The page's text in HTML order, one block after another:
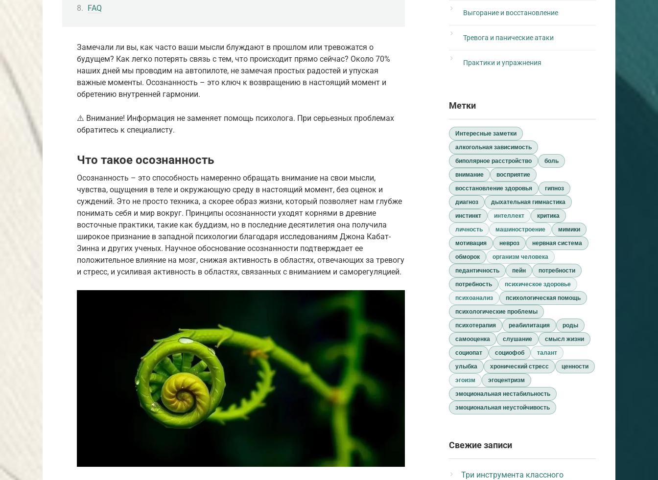
FAQ
Замечали ли вы, как часто ваши мысли блуждают в прошлом или тревожатся о
будущем? Как легко потерять связь с тем, что происходит прямо сейчас? Около 70%
наших дней мы проводим на автопилоте, не замечая простых радостей и упуская
важные моменты. Осознанность – это ключ к возвращению в настоящий момент и
обретению внутренней гармонии.
⚠️ Внимание! Информация не заменяет помощь психолога. При серьезных проблемах
обратитесь к специалисту.
Что такое осознанность
Осознанность – это способность намеренно обращать внимание на свои мысли,
чувства, ощущения в теле и окружающую среду в настоящий момент, без оценок и
суждений. Это не просто техника, а скорее образ жизни, который позволяет нам глубже
понимать себя и мир вокруг. Принципы осознанности уходят корнями в древние
восточные практики, такие как буддизм, но в последние десятилетия она получила
широкое признание в западной психологии благодаря исследованиям Джона Кабат-
Зинна и других ученых. Научное обоснование осознанности подтверждает ее
положительное влияние на мозг, снижая активность в областях, отвечающих за тревогу
и стресс, и усиливая активность в областях, связанных с вниманием и саморегуляцией.
Выгорание и восстановление
Тревога и панические атаки
Практики и упражнения
Метки
Интересные заметки
алкогольная зависимость
биполярное расстройство
боль
внимание
восприятие
восстановление здоровья
гипноз
диагноз
дыхательная гимнастика
инстинкт
интеллект
критика
личность
машиностроение
мимики
мотивация
невроз
нервная система
обморок
организм человека
педантичность
пейн
потребности
потребность
психическое здоровье
психоанализ
психологическая помощь
психологические проблемы
психотерапия
реабилитация
роды
самооценка
слушание
смысл жизни
социопат
социофоб
талант
улыбка
хронический стресс
ценности
эгоизм
эгоцентризм
эмоциональная нестабильность
эмоциональная неустойчивость
Свежие записи
Три инструмента классного